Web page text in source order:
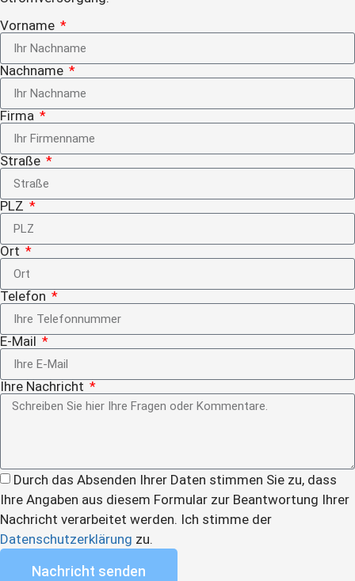
Vorname
Nachname
Firma
Straße
PLZ
Ort
Telefon
E-Mail
Ihre Nachricht
Durch das Absenden Ihrer Daten stimmen Sie zu, dass
Ihre Angaben aus diesem Formular zur Beantwortung Ihrer
Nachricht verarbeitet werden. Ich stimme der
Datenschutzerklärung zu.
Nachricht senden